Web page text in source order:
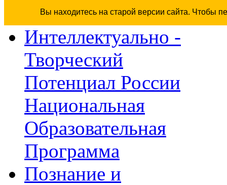
Вы находитесь на старой версии сайта. Чтобы
Интеллектуально -
Творческий
Потенциал России
Национальная
Образовательная
Программа
Познание и